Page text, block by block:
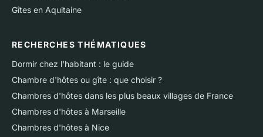
Gîtes en Aquitaine
RECHERCHES THÉMATIQUES
Dormir chez l'habitant : le guide
Chambre d'hôtes ou gîte : que choisir ?
Chambres d'hôtes dans les plus beaux villages de France
Chambres d'hôtes à Marseille
Chambres d'hôtes à Nice